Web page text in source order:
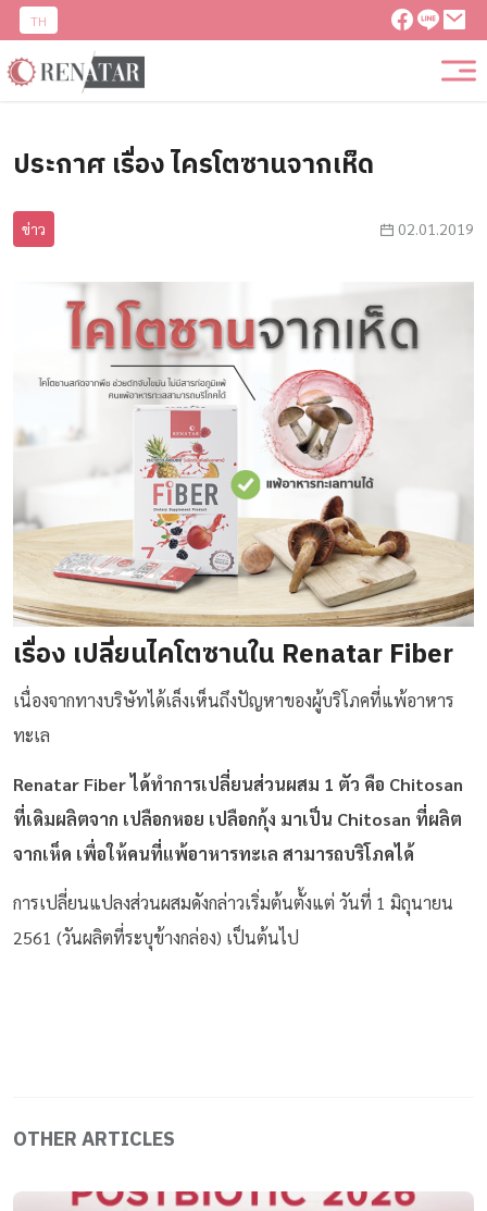
TH
ประกาศ เรื่อง ไครโตซานจากเห็ด
ข่าว 02.01.2019
เรื่อง เปลี่ยนไคโตซานใน Renatar Fiber
เนื่องจากทางบริษัทได้เล็งเห็นถึงปัญหาของผู้บริโภคที่แพ้อาหาร
ทะเล
Renatar Fiber ได้ทำการเปลี่ยนส่วนผสม 1 ตัว คือ Chitosan
ที่เดิมผลิตจาก เปลือกหอย เปลือกกุ้ง มาเป็น Chitosan ที่ผลิต
จากเห็ด เพื่อให้คนที่แพ้อาหารทะเล สามารถบริโภคได้
การเปลี่ยนแปลงส่วนผสมดังกล่าวเริ่มต้นตั้งแต่ วันที่ 1 มิถุนายน
2561 (วันผลิตที่ระบุข้างกล่อง) เป็นต้นไป
OTHER ARTICLES